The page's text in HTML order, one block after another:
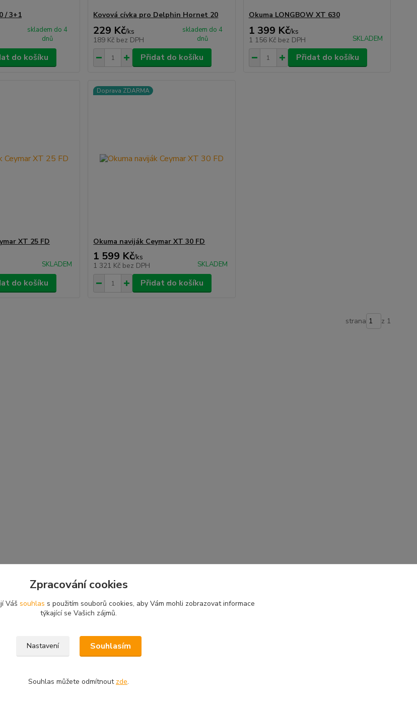
/ 3+1
skladem do 4
dnů
do košíku
Kovová cívka pro Delphin Hornet 20
229 Kč/ks
189 Kč bez DPH
skladem do 4
dnů
Přidat do košíku
Okuma LONGBOW XT 630
1 399 Kč/ks
1 156 Kč bez DPH SKLADEM
Přidat do košíku
XT 25 FD
SKLADEM
do košíku
Doprava ZDARMA
Okuma naviják Ceymar XT 30 FD
1 599 Kč/ks
1 321 Kč bez DPH SKLADEM
Přidat do košíku
strana z 1
Zpracování cookies
Váš souhlas s použitím souborů cookies, aby Vám mohli zobrazovat informace
týkající se Vašich zájmů.
Nastavení Souhlasím
Souhlas můžete odmítnout zde.